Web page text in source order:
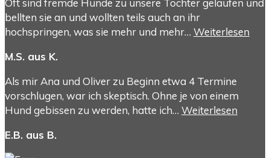
bellten sie an und wollten teils auch an ihr
hochspringen, was sie mehr und mehr… Weiterlesen
M.S. aus K.
Als mir Ana und Oliver zu Beginn etwa 4 Termine
vorschlugen, war ich skeptisch. Ohne je von einem
Hund gebissen zu werden, hatte ich… Weiterlesen
E.B. aus B.